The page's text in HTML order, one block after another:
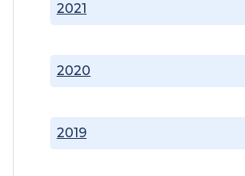
2019
2020
2021